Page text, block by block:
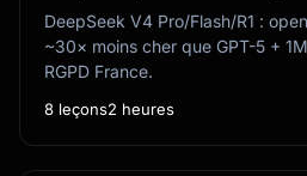
DeepSeek V4 Pro/Flash/R1 :
~30× moins cher que GPT-5 +
RGPD France.
8 leçons2 heures